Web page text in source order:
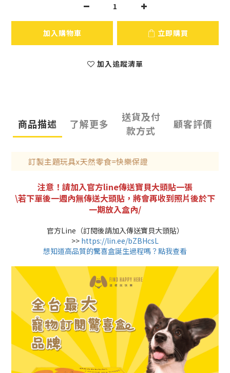
加入購物車 立即購買
加入追蹤清單
商品描述 了解更多
送貨及付
款方式
顧客評價
製主題玩具x天然零食=快樂保證
注意！請加入官方line傳送寶貝大頭貼一張
\若下單後一週內無傳送大頭貼，將會再收到照片後於下
一期放入盒內/
官方Line（訂閱後請加入傳送寶貝大頭貼）
>> https://lin.ee/bZBHcsL
想知道高品質的驚喜盒誕生過程嗎？點我查看